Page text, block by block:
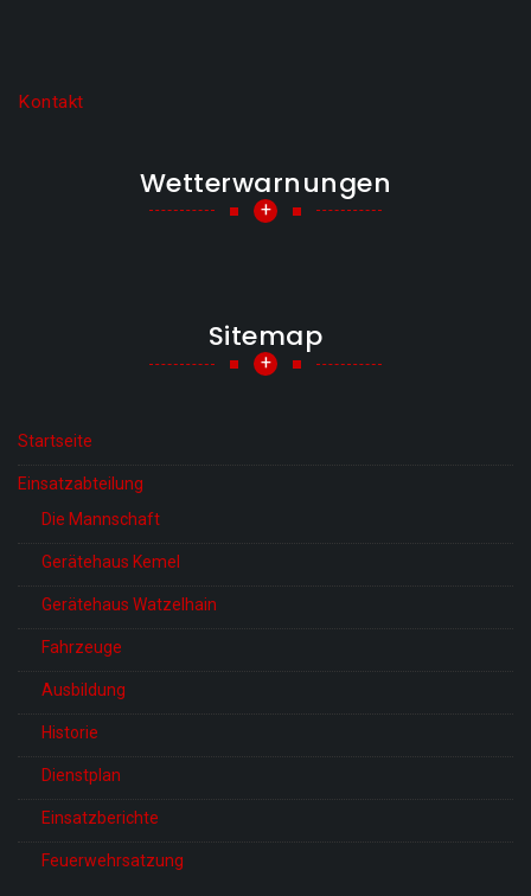
Kontakt
Wetterwarnungen
+
Sitemap
+
Startseite
Einsatzabteilung
Die Mannschaft
Gerätehaus Kemel
Gerätehaus Watzelhain
Fahrzeuge
Ausbildung
Historie
Dienstplan
Einsatzberichte
Feuerwehrsatzung